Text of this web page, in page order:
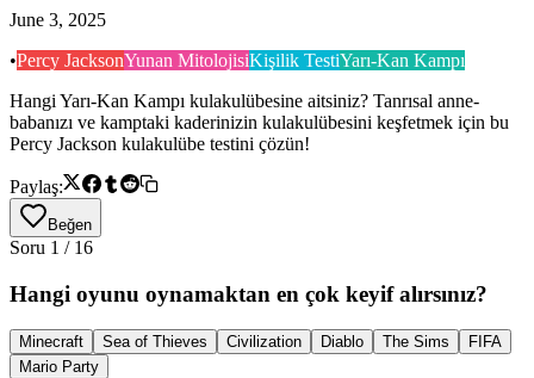
June 3, 2025
•Percy JacksonYunan MitolojisiKişilik TestiYarı-Kan Kampı
Hangi Yarı-Kan Kampı kulakulübesine aitsiniz? Tanrısal anne-
babanızı ve kamptaki kaderinizin kulakulübesini keşfetmek için bu
Percy Jackson kulakulübe testini çözün!
Paylaş:
Beğen
Soru 1 / 16
Hangi oyunu oynamaktan en çok keyif alırsınız?
Minecraft Sea of Thieves Civilization Diablo The Sims
FIFA
Mario Party